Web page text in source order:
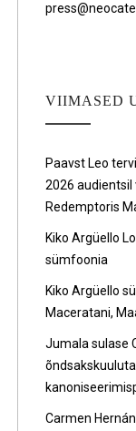
VIIMASED
Paavst Leo
2026 audientsil
Redemptoris
Kiko Argüello
sümfoonia
Kiko Argüello
Maceratani,
Jumala sulase
Carmen